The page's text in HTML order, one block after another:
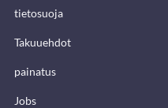
tietosuoja
Takuuehdot
painatus
Jobs